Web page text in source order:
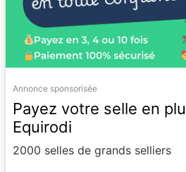
Annonce sponsorisée
Payez votre selle en
Equirodi
2000 selles de grands selliers